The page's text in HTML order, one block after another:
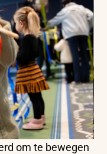
om te bewegen